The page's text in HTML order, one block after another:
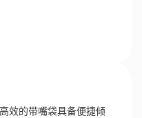
效的带嘴袋具备便捷倾